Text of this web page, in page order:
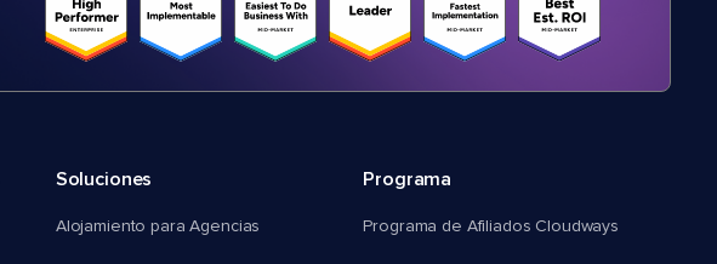
Soluciones
Alojamiento para Agencias
Programa
Programa de Afiliados Cloudways